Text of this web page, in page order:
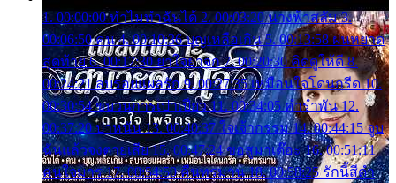
1. 00:00:00 ทำไมทำฉันได้ 2. 00:03:20 นางฟ้าสลัม 3.
00:06:50 คน 4. 00:10:36 บุญเหลือเกิน 5. 00:13:58 ฝนหยาด
สุดท้าย 6. 00:17:30 ยาใจยาจก 7. 00:20:30 คิดดูให้ดี 8.
00:24:21 ลบรอยแผลรัก 9. 00:27:35 เหมือนใจโดนกรีด 10.
00:30:54 ขบวนการเปาเปียว 11. 00:34:05 คำรำพัน 12.
00:37:20 ปาหนัน 13. 00:40:37 ใจเจ้ากรรม 14. 00:44:15 จูบ
ฉันแล้วจงตายเสีย 15. 00:47:24 ขอสูมาเต๊อะ 16. 00:51:11
คนใจมาร 17. 00:54:50 คืนทรมาน 18. 00:58:25 รักนี้สีดำ